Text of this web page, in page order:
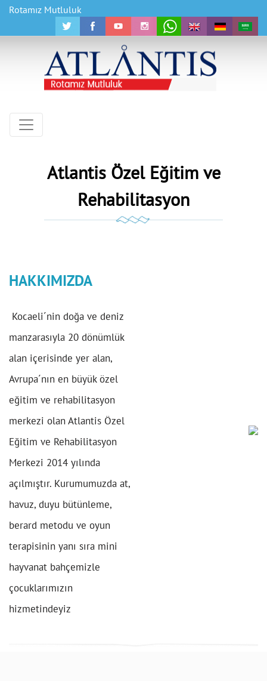
Rotamız Mutluluk
Atlantis Özel Eğitim ve
Rehabilitasyon
HAKKIMIZDA
Kocaeli´nin doğa ve deniz
manzarasıyla 20 dönümlük
alan içerisinde yer alan,
Avrupa´nın en büyük özel
eğitim ve rehabilitasyon
merkezi olan Atlantis Özel
Eğitim ve Rehabilitasyon
Merkezi 2014 yılında
açılmıştır. Kurumumuzda at,
havuz, duyu bütünleme,
berard metodu ve oyun
terapisinin yanı sıra mini
hayvanat bahçemizle
çocuklarımızın
hizmetindeyiz